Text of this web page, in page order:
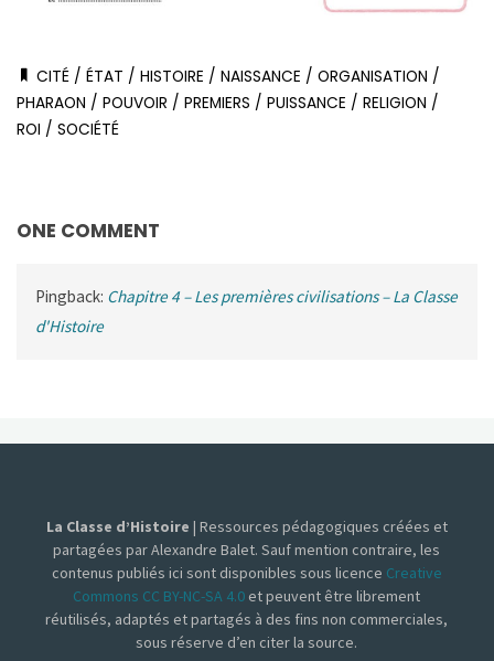
CITÉ /ÉTAT /HISTOIRE /NAISSANCE /ORGANISATION /
PHARAON /POUVOIR /PREMIERS /PUISSANCE /RELIGION /
ROI /SOCIÉTÉ
ONE COMMENT
Pingback: Chapitre 4 – Les premières civilisations – La Classe
d'Histoire
La Classe d’Histoire | Ressources pédagogiques créées et
partagées par Alexandre Balet. Sauf mention contraire, les
contenus publiés ici sont disponibles sous licence Creative
Commons CC BY-NC-SA 4.0 et peuvent être librement
réutilisés, adaptés et partagés à des fins non commerciales,
sous réserve d’en citer la source.